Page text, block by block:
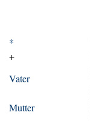
*
+
Vater
Mutter